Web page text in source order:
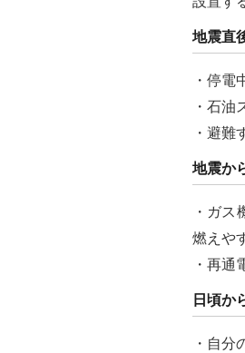
地震直
・停
・石
・避難
地震か
・ガ
燃えや
・再
日頃か
・自分